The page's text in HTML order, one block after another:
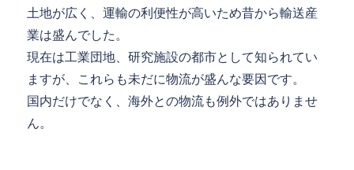
土地が広く、運輸の利便性が高いため昔から輸送産
業は盛んでした。
現在は工業団地、研究施設の都市として知られてい
ますが、これらも未だに物流が盛んな要因です。
国内だけでなく、海外との物流も例外ではありませ
ん。